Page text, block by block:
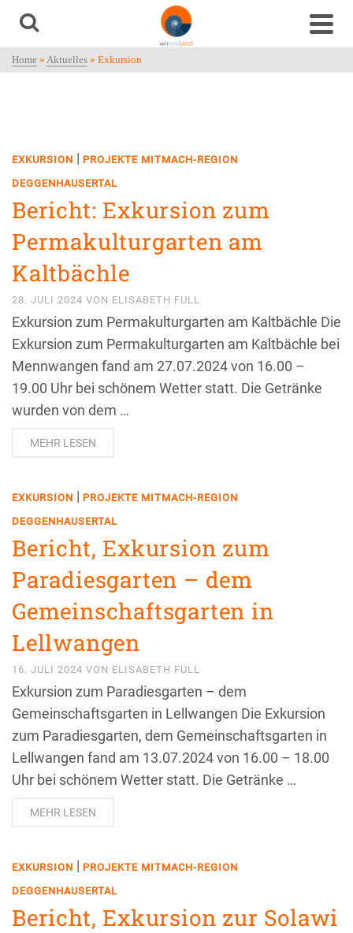
Home » Aktuelles » Exkursion
EXKURSION | PROJEKTE MITMACH-REGION
DEGGENHAUSERTAL
Bericht: Exkursion zum
Permakulturgarten am
Kaltbächle
28. JULI 2024 VON ELISABETH FULL
Exkursion zum Permakulturgarten am Kaltbächle Die
Exkursion zum Permakulturgarten am Kaltbächle bei
Mennwangen fand am 27.07.2024 von 16.00 –
19.00 Uhr bei schönem Wetter statt. Die Getränke
wurden von dem …
MEHR LESEN
EXKURSION | PROJEKTE MITMACH-REGION
DEGGENHAUSERTAL
Bericht, Exkursion zum
Paradiesgarten – dem
Gemeinschaftsgarten in
Lellwangen
16. JULI 2024 VON ELISABETH FULL
Exkursion zum Paradiesgarten – dem
Gemeinschaftsgarten in Lellwangen Die Exkursion
zum Paradiesgarten, dem Gemeinschaftsgarten in
Lellwangen fand am 13.07.2024 von 16.00 – 18.00
Uhr bei schönem Wetter statt. Die Getränke …
MEHR LESEN
EXKURSION | PROJEKTE MITMACH-REGION
DEGGENHAUSERTAL
Bericht, Exkursion zur Solawi